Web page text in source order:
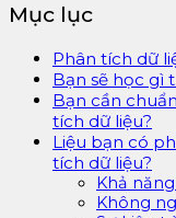
Mục lục
Phân tích dữ
Bạn sẽ học gì
Bạn cần
tích dữ liệu?
Liệu bạn có
tích dữ liệu?
Khả
Không